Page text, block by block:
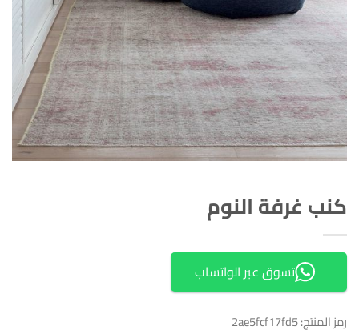
كنب غرفة النوم
تسوق عبر الواتساب
رمز المنتج:2ae5fcf17fd5